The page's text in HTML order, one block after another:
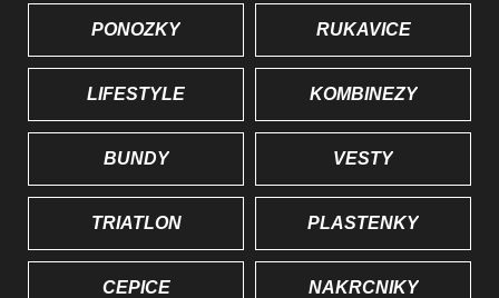
PONOŽKY RUKAVICE
LIFESTYLE KOMBINÉZY
BUNDY VESTY
TRIATLON PLÁŠTĚNKY
ČEPICE NÁKRČNÍKY